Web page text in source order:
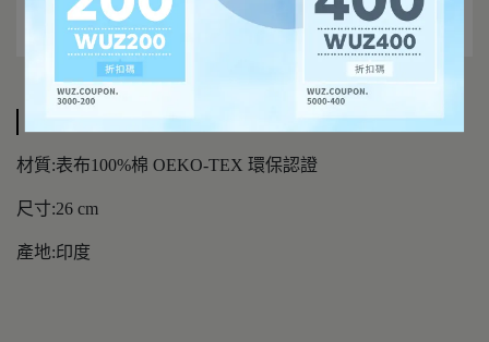
材質:表布100%棉 OEKO-TEX 環保認證
尺寸:26 cm
產地:印度